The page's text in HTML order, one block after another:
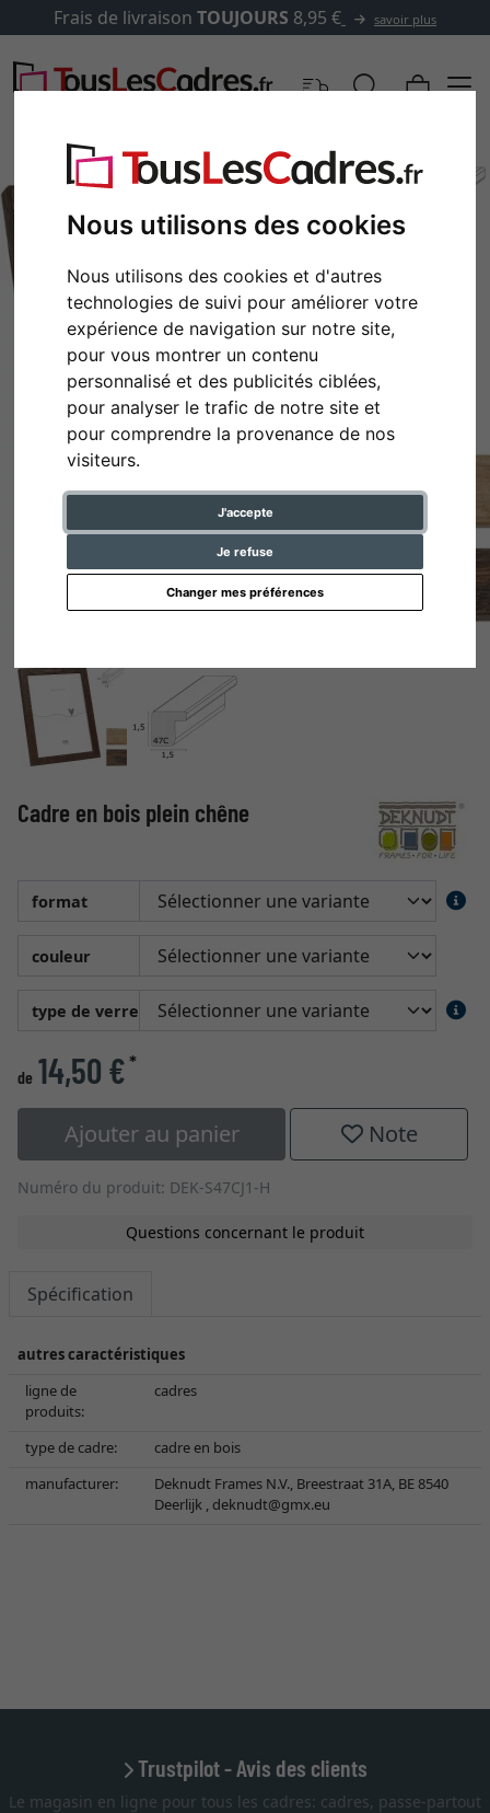
Nous utilisons des cookies
Nous utilisons des cookies et d'autres
technologies de suivi pour améliorer votre
expérience de navigation sur notre site,
pour vous montrer un contenu
personnalisé et des publicités ciblées,
pour analyser le trafic de notre site et
pour comprendre la provenance de nos
visiteurs.
J'accepte
Je refuse
Changer mes préférences
Frais de livraison TOUJOURS 8,95 € savoir plus
Retour
Cadre en bois plein chêne
format
couleur
type de verre
de 14,50 €*
Ajouter au panier Note
Numéro du produit: DEK-S47CJ1-H
Questions concernant le produit
Spécification
autres caractéristiques
ligne de
produits:
cadres
type de cadre:
cadre en bois
manufacturer:
Deknudt Frames N.V., Breestraat 31A, BE 8540
Deerlijk , deknudt@gmx.eu
Trustpilot - Avis des clients
Le magasin en ligne pour tous les cadres: cadres, passe-partout